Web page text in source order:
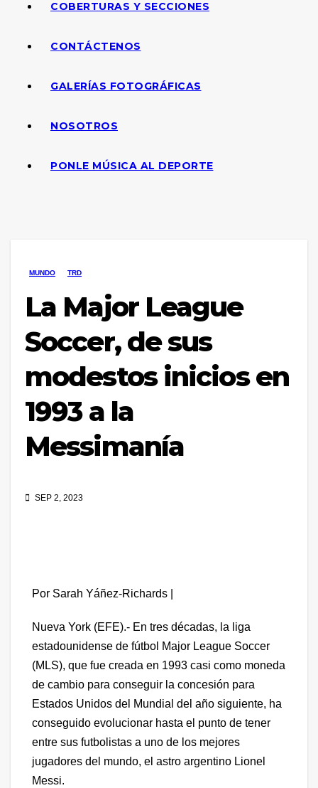
COBERTURAS Y SECCIONES
CONTÁCTENOS
GALERÍAS FOTOGRÁFICAS
NOSOTROS
PONLE MÚSICA AL DEPORTE
MUNDO TRD
La Major League
Soccer, de sus
modestos inicios en
1993 a la
Messimanía
SEP 2, 2023
Por Sarah Yáñez-Richards |
Nueva York (EFE).- En tres décadas, la liga
estadounidense de fútbol Major League Soccer
(MLS), que fue creada en 1993 casi como moneda
de cambio para conseguir la concesión para
Estados Unidos del Mundial del año siguiente, ha
conseguido evolucionar hasta el punto de tener
entre sus futbolistas a uno de los mejores
jugadores del mundo, el astro argentino Lionel
Messi.